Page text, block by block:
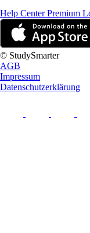
Help CenterPremium
© StudySmarter
AGB
Impressum
Datenschutzerklärung